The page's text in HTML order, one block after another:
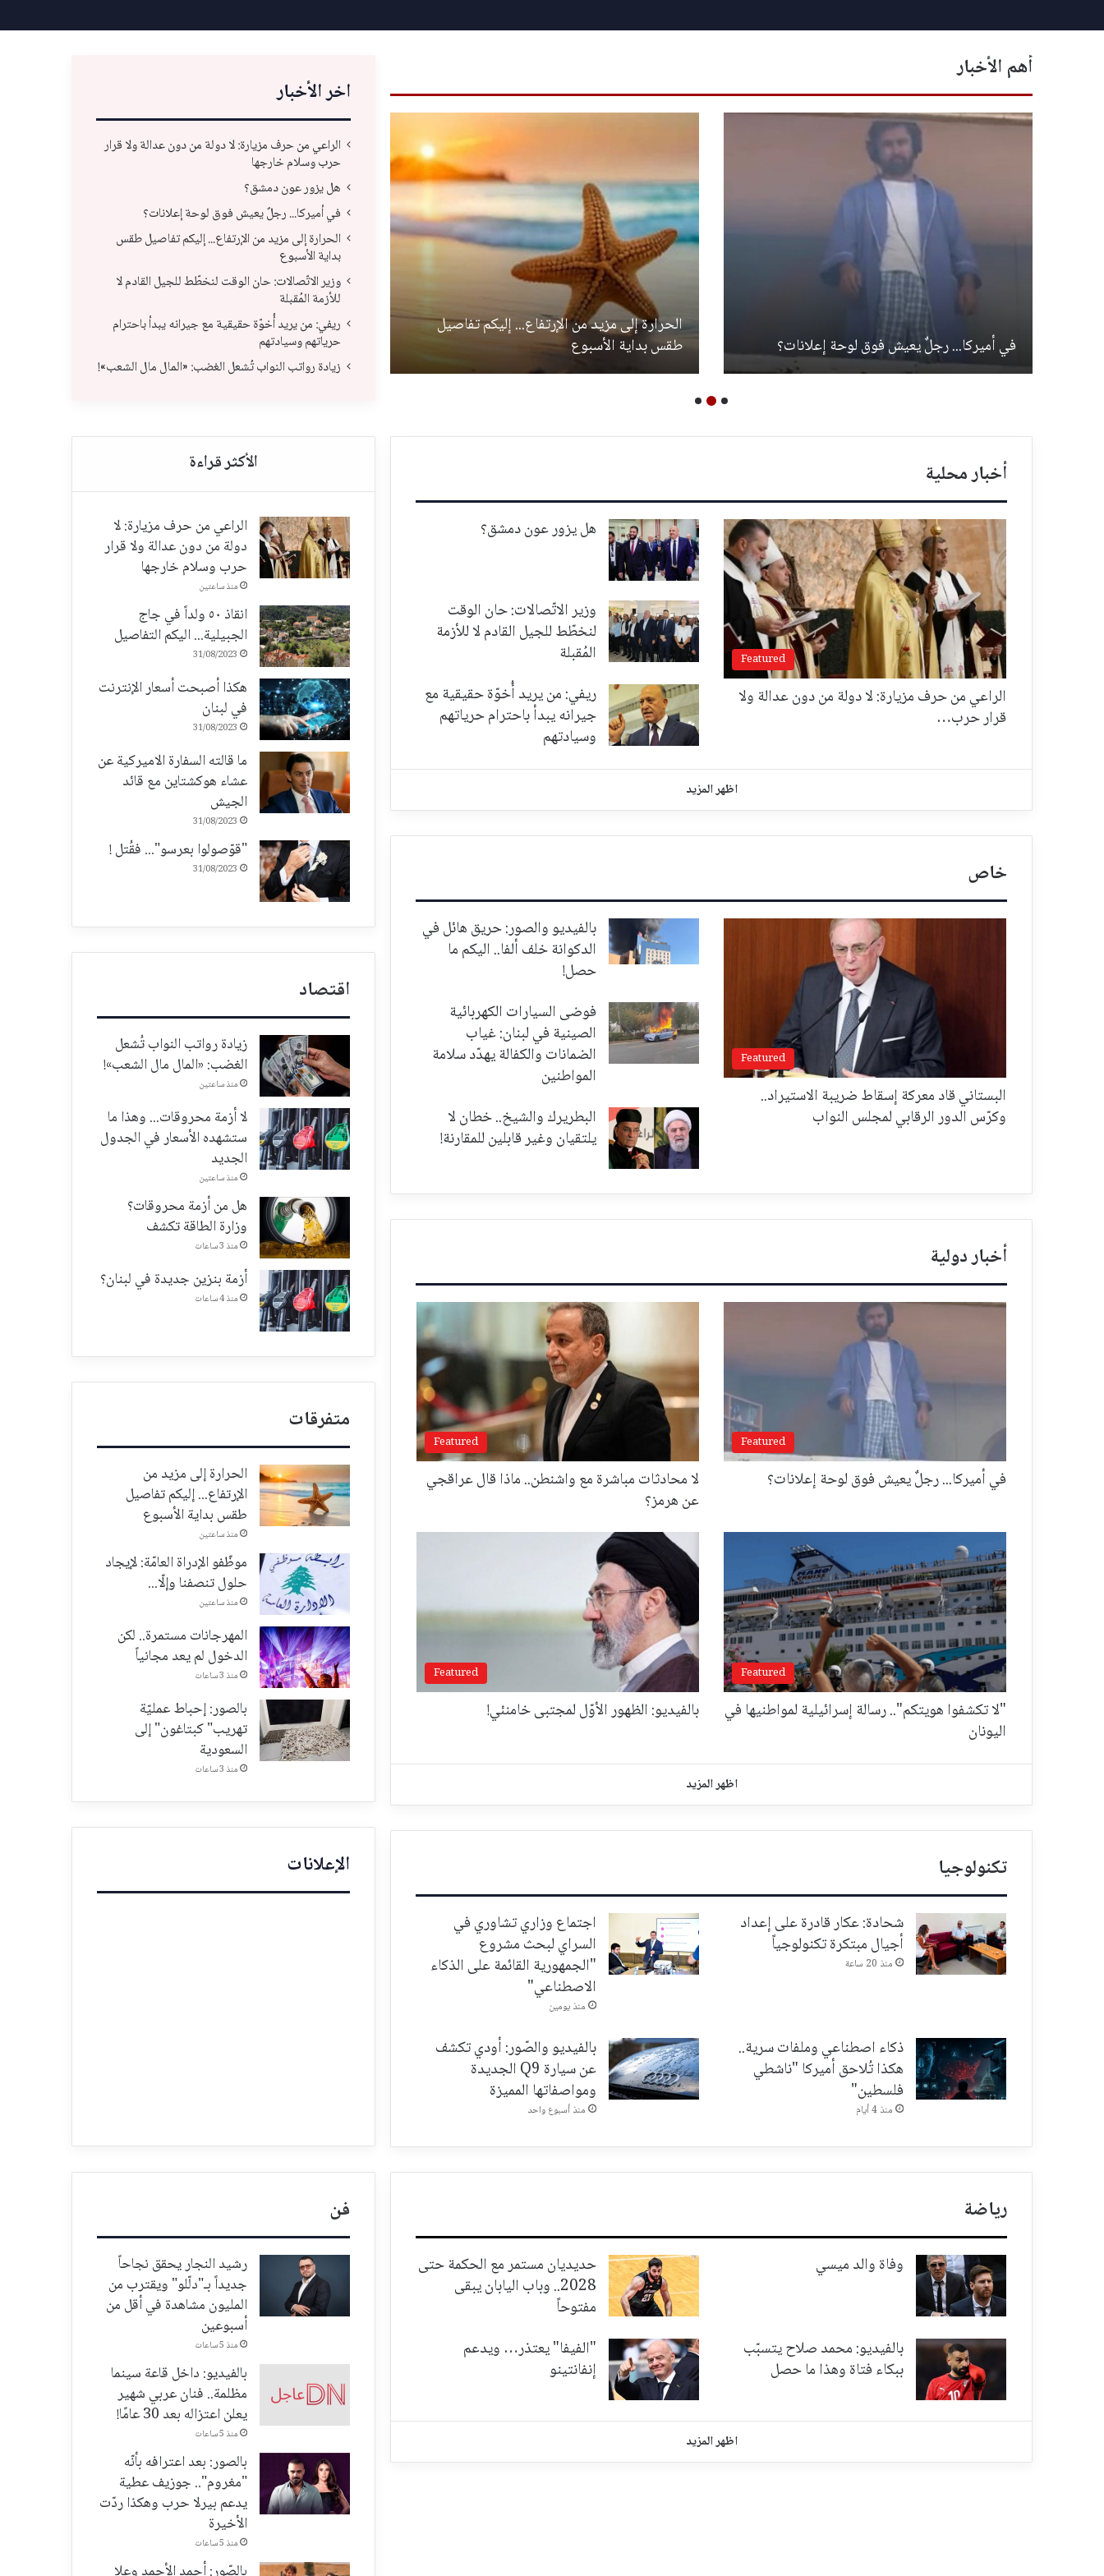
أهم الأخبار
في أميركا... رجلٌ يعيش فوق لوحة إعلانات؟
الحرارة إلى مزيد من الإرتفاع... إليكم تفاصيل
طقس بداية الأسبوع
وزير الاتّصالات: حان الوقت لنخطّط للجيل القادم لا
للأزمة المُقبلة
اخر الأخبار
الراعي من حرف مزيارة: لا دولة من دون عدالة ولا قرار
حرب وسلام خارجها
هل يزور عون دمشق؟
في أميركا... رجلٌ يعيش فوق لوحة إعلانات؟
الحرارة إلى مزيد من الإرتفاع... إليكم تفاصيل طقس
بداية الأسبوع
وزير الاتّصالات: حان الوقت لنخطّط للجيل القادم لا
للأزمة المُقبلة
ريفي: من يريد أُخوّة حقيقية مع جيرانه يبدأ باحترام
حرياتهم وسيادتهم
زيادة رواتب النواب تُشعل الغضب: «المال مال الشعب»!
أخبار محلية
Featured
الراعي من حرف مزيارة: لا دولة من دون عدالة ولا
قرار حرب…
هل يزور عون دمشق؟
وزير الاتّصالات: حان الوقت
لنخطّط للجيل القادم لا للأزمة
المُقبلة
ريفي: من يريد أُخوّة حقيقية مع
جيرانه يبدأ باحترام حرياتهم
وسيادتهم
اظهر المزيد
خاص
Featured
البستاني قاد معركة إسقاط ضريبة الاستيراد..
وكرّس الدور الرقابي لمجلس النواب
بالفيديو والصور: حريق هائل في
الدكوانة خلف ألفا.. اليكم ما
حصل!
فوضى السيارات الكهربائية
الصينية في لبنان: غياب
الضمانات والكفالة يهدّد سلامة
المواطنين
البطريرك والشيخ.. خطان لا
يلتقيان وغير قابلين للمقارنة!
أخبار دولية
Featured
في أميركا... رجلٌ يعيش فوق لوحة إعلانات؟
Featured
لا محادثات مباشرة مع واشنطن.. ماذا قال عراقجي
عن هرمز؟
Featured
"لا تكشفوا هويتكم".. رسالة إسرائيلية لمواطنيها في
اليونان
Featured
بالفيديو: الظهور الأوّل لمجتبى خامنئي!
اظهر المزيد
تكنولوجيا
شحادة: عكار قادرة على إعداد
أجيال مبتكرة تكنولوجياً
منذ 20 ساعة
اجتماع وزاري تشاوري في
السراي لبحث مشروع
"الجمهورية القائمة على الذكاء
الاصطناعي"
منذ يومين
ذكاء اصطناعي وملفات سرية..
هكذا تُلاحق أميركا "ناشطي
فلسطين"
منذ 4 أيام
بالفيديو والصّور: أودي تكشف
عن سيارة Q9 الجديدة
ومواصفاتها المميزة
منذ أسبوع واحد
الراعي من حرف مزيارة: لا
دولة من دون عدالة ولا قرار
حرب وسلام خارجها
منذ ساعتين
انقاذ ٥٠ ولداً في جاج
الجبيلية... اليكم التفاصيل
31/08/2023
هكذا أصبحت أسعار الإنترنت
في لبنان
31/08/2023
ما قالته السفارة الاميركية عن
عشاء هوكشتاين مع قائد
الجيش
31/08/2023
"قوّصولوا بعرسو"... فقُتل !
31/08/2023
اقتصاد
زيادة رواتب النواب تُشعل
الغضب: «المال مال الشعب»!
منذ ساعتين
لا أزمة محروقات... وهذا ما
ستشهده الأسعار في الجدول
الجديد
منذ ساعتين
هل من أزمة محروقات؟
وزارة الطاقة تكشف
منذ 3 ساعات
أزمة بنزين جديدة في لبنان؟
منذ 4 ساعات
متفرقات
الحرارة إلى مزيد من
الإرتفاع... إليكم تفاصيل
طقس بداية الأسبوع
منذ ساعتين
موظّفو الإدراة العامّة: لإيجاد
حلول تنصفنا وإلّا...
منذ ساعتين
المهرجانات مستمرة.. لكن
الدخول لم يعد مجانياً
منذ 3 ساعات
بالصور: إحباط عمليّة
تهريب" كبتاغون" إلى
السعودية
منذ 3 ساعات
الإعلانات
رياضة
وفاة والد ميسي
حديديان مستمر مع الحكمة حتى
2028.. وباب اليابان يبقى
مفتوحاً
بالفيديو: محمد صلاح يتسبّب
ببكاء فتاة وهذا ما حصل
"الفيفا" يعتذر… ويدعم
إنفانتينو
اظهر المزيد
فن
رشيد النجار يحقق نجاحاً
جديداً بـ"دلّلو" ويقترب من
المليون مشاهدة في أقل من
أسبوعين
منذ 5 ساعات
بالفيديو: داخل قاعة سينما
مظلمة.. فنان عربي شهير
يعلن اعتزاله بعد 30 عامًا!
منذ 5 ساعات
بالصور: بعد اعترافه بأنّه
"مغروم".. جوزيف عطية
يدعم بيرلا حرب وهكذا ردّت
الأخيرة
منذ 5 ساعات